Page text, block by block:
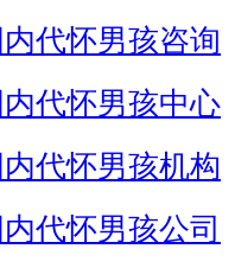
内代怀男孩咨询
内代怀男孩中心
内代怀男孩机构
内代怀男孩公司